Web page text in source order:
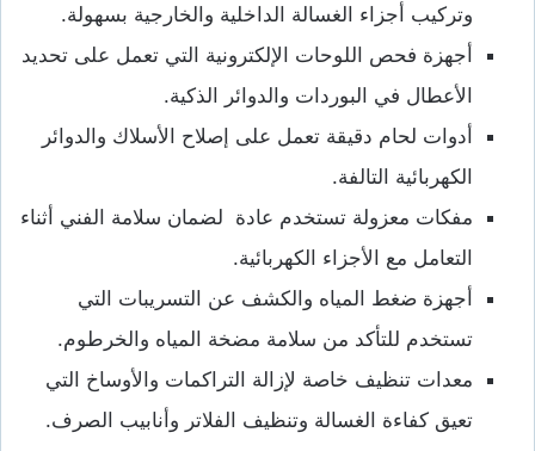
وتركيب أجزاء الغسالة الداخلية والخارجية بسهولة.
أجهزة فحص اللوحات الإلكترونية التي تعمل على تحديد
الأعطال في البوردات والدوائر الذكية.
أدوات لحام دقيقة تعمل على إصلاح الأسلاك والدوائر
الكهربائية التالفة.
مفكات معزولة تستخدم عادة لضمان سلامة الفني أثناء
التعامل مع الأجزاء الكهربائية.
أجهزة ضغط المياه والكشف عن التسريبات التي
تستخدم للتأكد من سلامة مضخة المياه والخرطوم.
معدات تنظيف خاصة لإزالة التراكمات والأوساخ التي
تعيق كفاءة الغسالة وتنظيف الفلاتر وأنابيب الصرف.